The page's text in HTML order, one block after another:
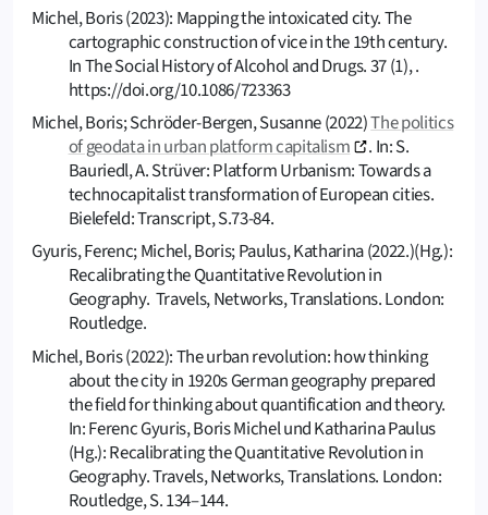
Michel, Boris (2023): Mapping the intoxicated city. The
cartographic construction of vice in the 19th century.
In The Social History of Alcohol and Drugs. 37 (1), .
https://doi.org/10.1086/723363
Michel, Boris; Schröder-Bergen, Susanne (2022)The politics
of geodata in urban platform capitalism
. In: S.
Bauriedl, A. Strüver: Platform Urbanism: Towards a
technocapitalist transformation of European cities.
Bielefeld: Transcript, S.73-84.
Gyuris, Ferenc; Michel, Boris; Paulus, Katharina (2022.)(Hg.):
Recalibrating the Quantitative Revolution in
Geography. Travels, Networks, Translations. London:
Routledge.
Michel, Boris (2022): The urban revolution: how thinking
about the city in 1920s German geography prepared
the field for thinking about quantification and theory.
In: Ferenc Gyuris, Boris Michel und Katharina Paulus
(Hg.): Recalibrating the Quantitative Revolution in
Geography. Travels, Networks, Translations. London:
Routledge, S. 134–144.